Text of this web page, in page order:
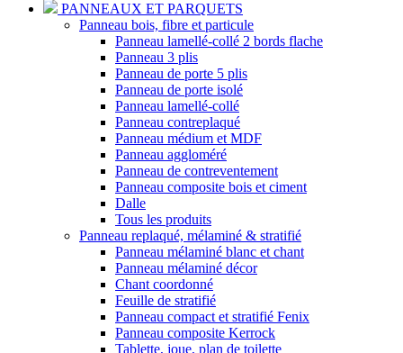
PANNEAUX ET PARQUETS
Panneau bois, fibre et particule
Panneau lamellé-collé 2 bords flache
Panneau 3 plis
Panneau de porte 5 plis
Panneau de porte isolé
Panneau lamellé-collé
Panneau contreplaqué
Panneau médium et MDF
Panneau aggloméré
Panneau de contreventement
Panneau composite bois et ciment
Dalle
Tous les produits
Panneau replaqué, mélaminé & stratifié
Panneau mélaminé blanc et chant
Panneau mélaminé décor
Chant coordonné
Feuille de stratifié
Panneau compact et stratifié Fenix
Panneau composite Kerrock
Tablette, joue, plan de toilette